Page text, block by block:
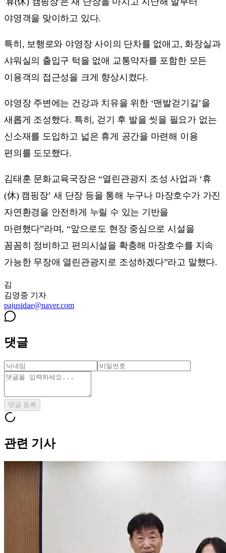
야영객을 맞이하고 있다.
특히, 보행로와 야영장 사이의 단차를 없애고, 화장실과
샤워실의 출입구 턱을 없애 교통약자를 포함한 모든
이용객의 접근성을 크게 향상시켰다.
야영장 주변에는 건강과 치유을 위한 ‘맨발걷기길’을
새롭게 조성했다. 특히, 걷기 후 발을 씻을 필요가 없는
신소재를 도입하고 넓은 휴게 공간을 마련해 이용
편의를 도모했다.
김태훈 문화교육국장은 “열린관광지 조성 사업과 ‘휴
(休) 캠핑장’ 새 단장 등을 통해 누구나 마장호수가 가진
자연환경을 안전하게 누릴 수 있는 기반을
마련했다”라며, “앞으로도 현장 중심으로 시설을
꼼꼼히 정비하고 편의시설을 확충해 마장호수를 지속
가능한 무장애 열린관광지로 조성하겠다”라고 말했다.
김
김영중 기자
pajusidae@naver.com
댓글
댓글 등록
관련 기사